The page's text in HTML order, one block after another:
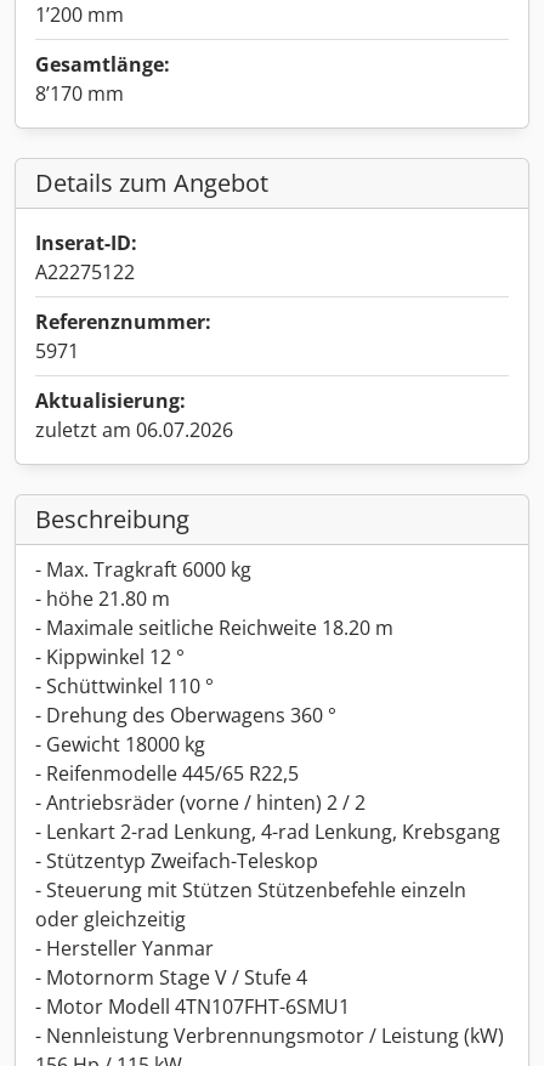
1’200 mm
Gesamtlänge:
8’170 mm
Details zum Angebot
Inserat-ID:
A22275122
Referenznummer:
5971
Aktualisierung:
zuletzt am 06.07.2026
Beschreibung
- Max. Tragkraft 6000 kg
- höhe 21.80 m
- Maximale seitliche Reichweite 18.20 m
- Kippwinkel 12 °
- Schüttwinkel 110 °
- Drehung des Oberwagens 360 °
- Gewicht 18000 kg
- Reifenmodelle 445/65 R22,5
- Antriebsräder (vorne / hinten) 2 / 2
- Lenkart 2-rad Lenkung, 4-rad Lenkung, Krebsgang
- Stützentyp Zweifach-Teleskop
- Steuerung mit Stützen Stützenbefehle einzeln
oder gleichzeitig
- Hersteller Yanmar
- Motornorm Stage V / Stufe 4
- Motor Modell 4TN107FHT-6SMU1
- Nennleistung Verbrennungsmotor / Leistung (kW)